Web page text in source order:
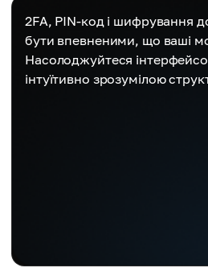
2FA, PIN-код і шифрування
бути впевненими, що ваші
Насолоджуйтеся
інтуїтивно зрозумілою